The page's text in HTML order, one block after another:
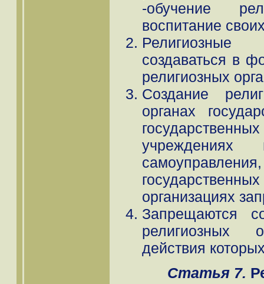
-обучение
воспитание
создаваться в
религиозных
Создание
органах
организациях
Запрещаются
религиозных
действия
Статья 7.